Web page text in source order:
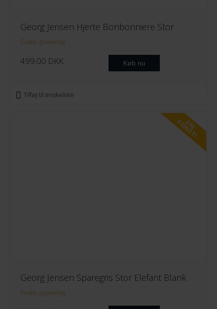
Georg Jensen Hjerte Bonbonniere Stor
Gratis gravering
499.00 DKK Køb nu
Tilføj til ønskeliste
FRI
FRAGT!
Georg Jensen Sparegris Stor Elefant Blank
Gratis gravering